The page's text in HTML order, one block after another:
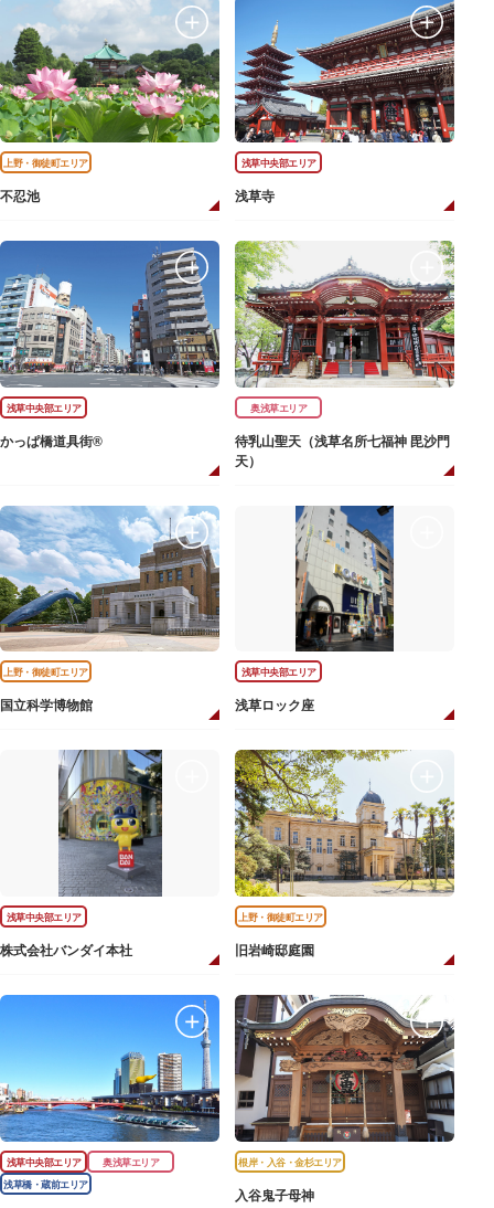
上野・御徒町エリア
不忍池
浅草中央部エリア
浅草寺
浅草中央部エリア
かっぱ橋道具街®
奥浅草エリア
待乳山聖天（浅草名所七福神 毘沙門
天）
上野・御徒町エリア
国立科学博物館
浅草中央部エリア
浅草ロック座
浅草中央部エリア
株式会社バンダイ本社
上野・御徒町エリア
旧岩崎邸庭園
浅草中央部エリア
奥浅草エリア
浅草橋・蔵前エリア
根岸・入谷・金杉エリア
入谷鬼子母神